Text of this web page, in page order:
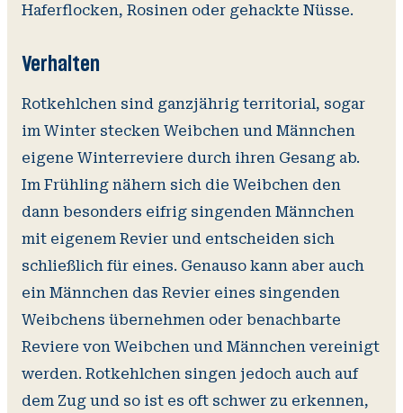
Haferflocken, Rosinen oder gehackte Nüsse.
Verhalten
Rotkehlchen sind ganzjährig territorial, sogar
im Winter stecken Weibchen und Männchen
eigene Winterreviere durch ihren Gesang ab.
Im Frühling nähern sich die Weibchen den
dann besonders eifrig singenden Männchen
mit eigenem Revier und entscheiden sich
schließlich für eines. Genauso kann aber auch
ein Männchen das Revier eines singenden
Weibchens übernehmen oder benachbarte
Reviere von Weibchen und Männchen vereinigt
werden. Rotkehlchen singen jedoch auch auf
dem Zug und so ist es oft schwer zu erkennen,